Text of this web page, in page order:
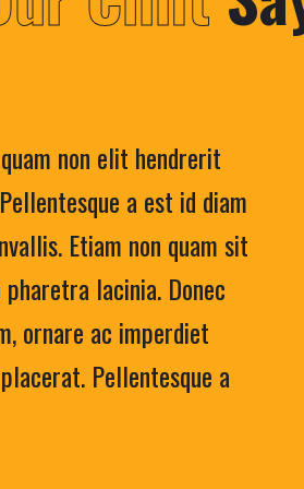
non elit hendrerit
a est id diam
Etiam non quam sit
lacinia. Donec
ornare ac imperdiet
Pellentesque a